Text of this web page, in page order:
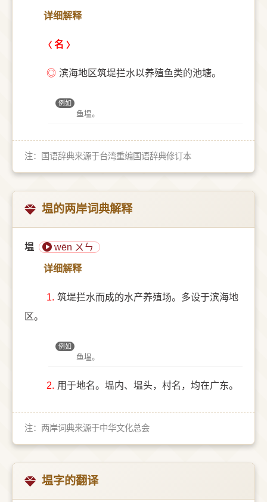
详细解释
名
◎ 滨海地区筑堤拦水以养殖鱼类的池塘。
例如
鱼塭。
注：国语辞典来源于台湾重编国语辞典修订本
塭的两岸词典解释
塭 wēn ㄨㄣ
详细解释
1. 筑堤拦水而成的水产养殖场。多设于滨海地
区。
例如
鱼塭。
2. 用于地名。塭内、塭头，村名，均在广东。
注：两岸词典来源于中华文化总会
塭字的翻译